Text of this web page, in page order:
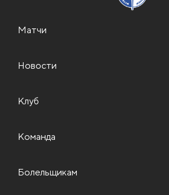
Матчи
Новости
Клуб
Команда
Болельщикам